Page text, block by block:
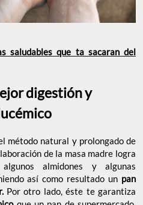
saludables que ta sacaran del
digestión y
método natural y prolongado de
de la masa madre logra
algunos almidones y algunas
así como resultado un pan
Por otro lado, éste te garantiza